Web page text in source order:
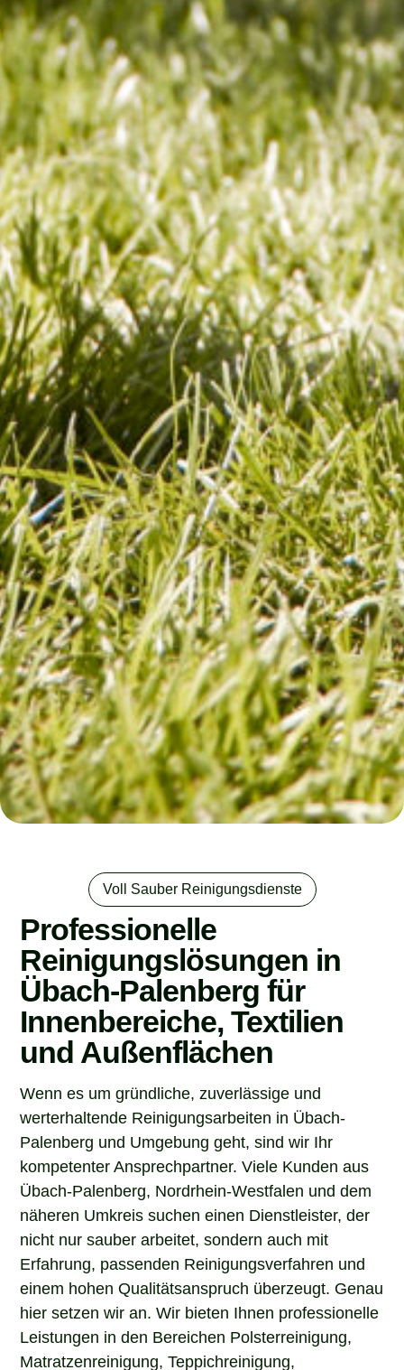
Voll Sauber Reinigungsdienste
Professionelle
Reinigungslösungen in
Übach-Palenberg für
Innenbereiche, Textilien
und Außenflächen
Wenn es um gründliche, zuverlässige und
werterhaltende Reinigungsarbeiten in Übach-
Palenberg und Umgebung geht, sind wir Ihr
kompetenter Ansprechpartner. Viele Kunden aus
Übach-Palenberg, Nordrhein-Westfalen und dem
näheren Umkreis suchen einen Dienstleister, der
nicht nur sauber arbeitet, sondern auch mit
Erfahrung, passenden Reinigungsverfahren und
einem hohen Qualitätsanspruch überzeugt. Genau
hier setzen wir an. Wir bieten Ihnen professionelle
Leistungen in den Bereichen Polsterreinigung,
Matratzenreinigung, Teppichreinigung,